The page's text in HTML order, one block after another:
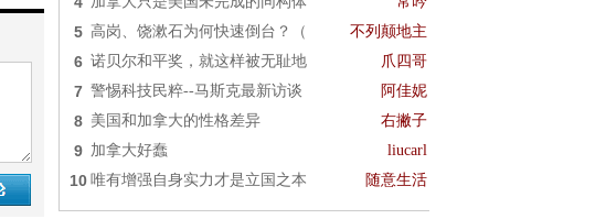
5 高岗、饶漱石为何快速倒台？（ 不列颠地主
6 诺贝尔和平奖，就这样被无耻地 爪四哥
7 警惕科技民粹--马斯克最新访谈 阿佳妮
8 美国和加拿大的性格差异 右撇子
9 加拿大好蠢 liucarl
10 唯有增强自身实力才是立国之本 随意生活